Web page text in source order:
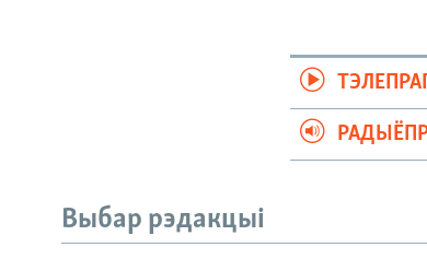
Выбар рэдакцыі